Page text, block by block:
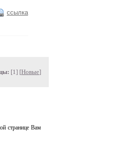
ссылка
[1] [Новые]
странице Вам